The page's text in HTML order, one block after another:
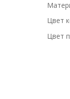
Цвет
Цвет